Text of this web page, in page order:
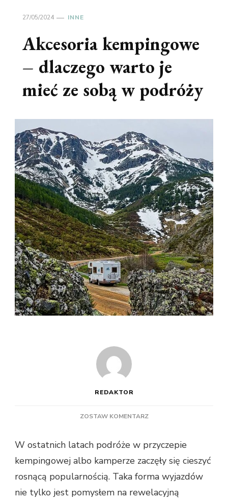
27/05/2024 INNE
Akcesoria kempingowe
– dlaczego warto je
mieć ze sobą w podróży
REDAKTOR
ZOSTAW KOMENTARZDO
–
DLACZEGO
JE
MIEĆ
W ostatnich latach podróże w przyczepie
kempingowej albo kamperze zaczęły się cieszyć
rosnącą popularnością. Taka forma wyjazdów
nie tylko jest pomysłem na rewelacyjną